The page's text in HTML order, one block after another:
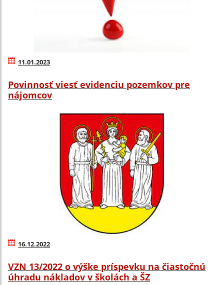
11.01.2023
Povinnosť viesť evidenciu pozemkov pre
nájomcov
16.12.2022
VZN 13/2022 o výške príspevku na čiastočnú
úhradu nákladov v školách a ŠZ